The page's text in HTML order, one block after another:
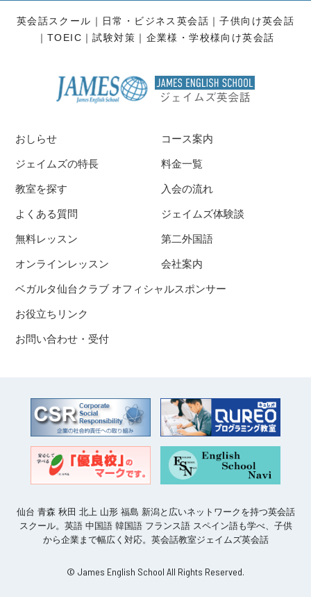
英会話スクール 日常・ビジネス英会話
子供向け英会話
TOEIC
試験対策 企業様・学校様向け英会話
おしらせ
ジェイムズの特長
教室を探す
コース案内
料金一覧
入会の流れ
よくある質問
無料レッスン
オンラインレッスン
ジェイムズ体験談
第二外国語
会社案内
ベガルタ仙台クラブ オフィシャルスポンサー
お役立ちリンク
お問い合わせ・受付
仙台 青森 秋田 北上 山形 福島 新潟と広いネットワークを持つ英会話
スクール。英語 中国語 韓国語 フランス語 スペイン語も学べ、子供
から企業まで幅広く対応。英会話教室ジェイムズ英会話
© James English School All Rights Reserved.